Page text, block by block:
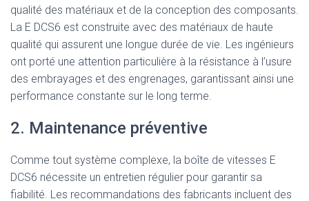
qualité des matériaux et de la conception des composants.
La E DCS6 est construite avec des matériaux de haute
qualité qui assurent une longue durée de vie. Les ingénieurs
ont porté une attention particulière à la résistance à l’usure
des embrayages et des engrenages, garantissant ainsi une
performance constante sur le long terme.
2. Maintenance préventive
Comme tout système complexe, la boîte de vitesses E
DCS6 nécessite un entretien régulier pour garantir sa
fiabilité. Les recommandations des fabricants incluent des